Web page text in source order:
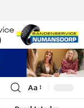
Lettergrootte
aanpassen
Aa